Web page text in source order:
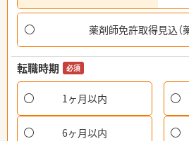
薬剤師免許取得見込（
転職時期 必須
1ヶ月以内
6ヶ月以内